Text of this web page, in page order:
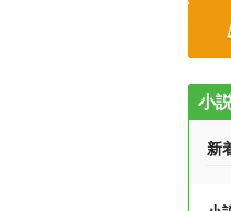
小
新